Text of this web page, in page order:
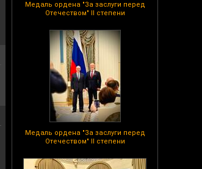
Медаль ордена "За заслуги перед
Отечеством" II степени
Медаль ордена "За заслуги перед
Отечеством" II степени